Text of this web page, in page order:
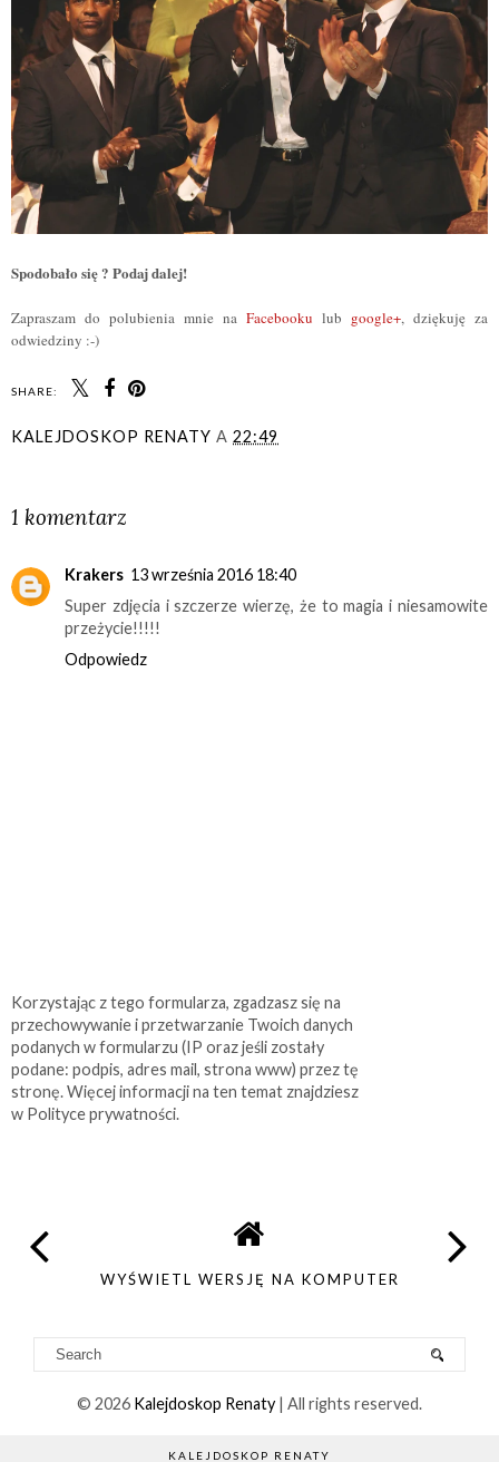
Spodobało się ? Podaj dalej!
Zapraszam do polubienia mnie na Facebooku lub google+, dziękuję za
odwiedziny :-)
SHARE:
KALEJDOSKOP RENATY A 22:49
1 komentarz
Krakers 13 września 2016 18:40
Super zdjęcia i szczerze wierzę, że to magia i niesamowite
przeżycie!!!!!
Odpowiedz
Korzystając z tego formularza, zgadzasz się na
przechowywanie i przetwarzanie Twoich danych
podanych w formularzu (IP oraz jeśli zostały
podane: podpis, adres mail, strona www) przez tę
stronę. Więcej informacji na ten temat znajdziesz
w Polityce prywatności.
WYŚWIETL WERSJĘ NA KOMPUTER
© 2026 Kalejdoskop Renaty | All rights reserved.
KALEJDOSKOP RENATY